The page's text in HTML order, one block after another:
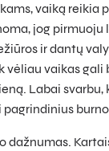
vaiką reikia
jog
ir dantų
vėliau vaikas
Labai
dažnumas.